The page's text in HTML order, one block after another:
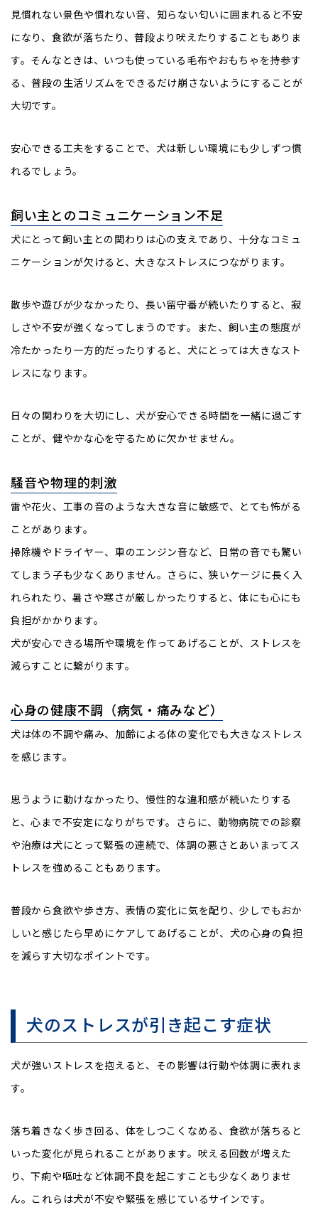
見慣れない景色や慣れない音、知らない匂いに囲まれると不安
になり、食欲が落ちたり、普段より吠えたりすることもありま
す。そんなときは、いつも使っている毛布やおもちゃを持参す
る、普段の生活リズムをできるだけ崩さないようにすることが
大切です。
安心できる工夫をすることで、犬は新しい環境にも少しずつ慣
れるでしょう。
飼い主とのコミュニケーション不足
犬にとって飼い主との関わりは心の支えであり、十分なコミュ
ニケーションが欠けると、大きなストレスにつながります。
散歩や遊びが少なかったり、長い留守番が続いたりすると、寂
しさや不安が強くなってしまうのです。また、飼い主の態度が
冷たかったり一方的だったりすると、犬にとっては大きなスト
レスになります。
日々の関わりを大切にし、犬が安心できる時間を一緒に過ごす
ことが、健やかな心を守るために欠かせません。
騒音や物理的刺激
雷や花火、工事の音のような大きな音に敏感で、とても怖がる
ことがあります。
掃除機やドライヤー、車のエンジン音など、日常の音でも驚い
てしまう子も少なくありません。さらに、狭いケージに長く入
れられたり、暑さや寒さが厳しかったりすると、体にも心にも
負担がかかります。
犬が安心できる場所や環境を作ってあげることが、ストレスを
減らすことに繋がります。
心身の健康不調（病気・痛みなど）
犬は体の不調や痛み、加齢による体の変化でも大きなストレス
を感じます。
思うように動けなかったり、慢性的な違和感が続いたりする
と、心まで不安定になりがちです。さらに、動物病院での診察
や治療は犬にとって緊張の連続で、体調の悪さとあいまってス
トレスを強めることもあります。
普段から食欲や歩き方、表情の変化に気を配り、少しでもおか
しいと感じたら早めにケアしてあげることが、犬の心身の負担
を減らす大切なポイントです。
犬のストレスが引き起こす症状
犬が強いストレスを抱えると、その影響は行動や体調に表れま
す。
落ち着きなく歩き回る、体をしつこくなめる、食欲が落ちると
いった変化が見られることがあります。吠える回数が増えた
り、下痢や嘔吐など体調不良を起こすことも少なくありませ
ん。これらは犬が不安や緊張を感じているサインです。